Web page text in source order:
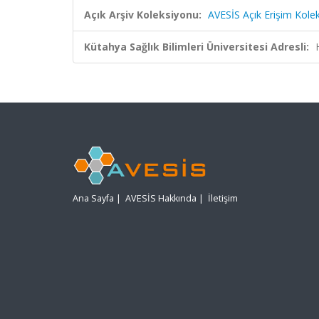
Açık Arşiv Koleksiyonu: AVESİS Açık Erişim
Kütahya Sağlık Bilimleri Üniversitesi Adresli:
Ana Sayfa | AVESİS Hakkında | İletişim